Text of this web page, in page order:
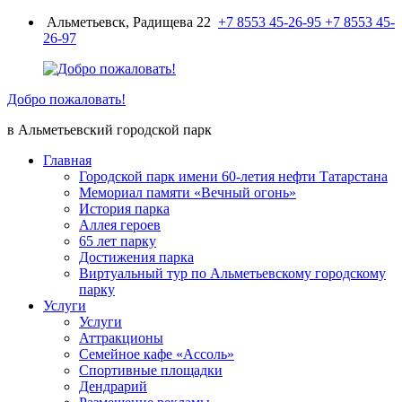
ПерейтиАльметьевск, Радищева 22 +7 8553 45-26-95 +7 8553 45-
26-97
Добро пожаловать!
в Альметьевский городской парк
Главная
Городской парк имени 60-летия нефти Татарстана
Мемориал памяти «Вечный огонь»
История парка
Аллея героев
65 лет парку
Достижения парка
Виртуальный тур по Альметьевскому городскому
парку
Услуги
Услуги
Аттракционы
Семейное кафе «Ассоль»
Спортивные площадки
Дендрарий